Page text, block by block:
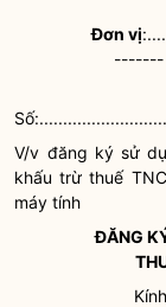
Đơn vị
-------
V/v đăng ký sử
khấu trừ thuế
máy tính
ĐĂNG